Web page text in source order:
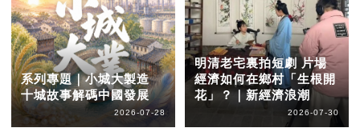
系列專題｜小城大製造
十城故事解碼中國發展
2026-07-28
明清老宅裏拍短劇 片場
經濟如何在鄉村「生根開
花」？｜新經濟浪潮
2026-07-30